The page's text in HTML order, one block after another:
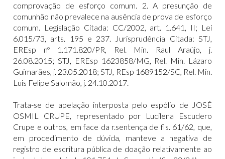
comprovação de esforço comum. 2. A presunção de
comunhão não prevalece na ausência de prova de esforço
comum. Legislação Citada: CC/2002, art. 1.641, II; Lei
6.015/73, arts. 195 e 237. Jurisprudência Citada: STJ,
EREsp nº 1.171.820/PR, Rel. Min. Raul Araújo, j.
26.08.2015; STJ, EREsp 1623858/MG, Rel. Min. Lázaro
Guimarães, j. 23.05.2018; STJ, REsp 1689152/SC, Rel. Min.
Luis Felipe Salomão, j. 24.10.2017.
Trata-se de apelação interposta pelo espólio de JOSÉ
OSMIL CRUPE, representado por Lucilena Escudero
Crupe e outros, em face da r.sentença de fls. 61/62, que,
em procedimento de dúvida, manteve a negativa de
registro de escritura pública de doação relativamente ao